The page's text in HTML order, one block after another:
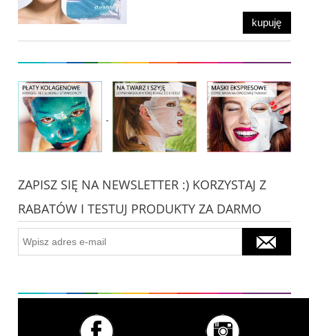
kupuję
ZAPISZ SIĘ NA NEWSLETTER :) KORZYSTAJ Z
RABATÓW I TESTUJ PRODUKTY ZA DARMO